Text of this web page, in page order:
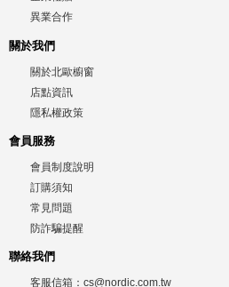
異業合作
關於我們
關於北歐櫥窗
店點資訊
隱私權政策
會員服務
會員制度說明
訂購須知
常見問題
防詐騙提醒
聯絡我們
客服信箱： cs@nordic.com.tw